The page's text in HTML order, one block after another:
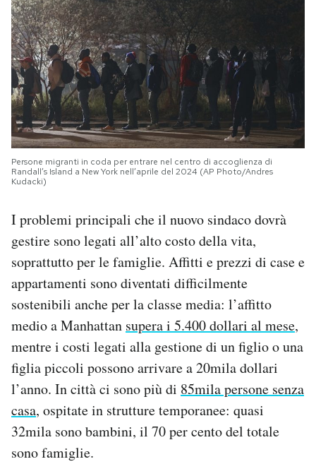
Persone migranti in coda per entrare nel centro di accoglienza di
Randall’s Island a New York nell’aprile del 2024 (AP Photo/Andres
Kudacki)
I problemi principali che il nuovo sindaco dovrà
gestire sono legati all’alto costo della vita,
soprattutto per le famiglie. Affitti e prezzi di case e
appartamenti sono diventati difficilmente
sostenibili anche per la classe media: l’affitto
medio a Manhattan supera i 5.400 dollari al mese,
mentre i costi legati alla gestione di un figlio o una
figlia piccoli possono arrivare a 20mila dollari
l’anno. In città ci sono più di 85mila persone senza
casa, ospitate in strutture temporanee: quasi
32mila sono bambini, il 70 per cento del totale
sono famiglie.